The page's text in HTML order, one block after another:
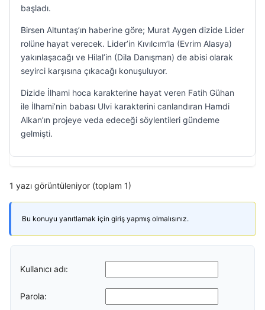
başladı.
Birsen Altuntaş’ın haberine göre; Murat Aygen dizide Lider
rolüne hayat verecek. Lider’in Kıvılcım’la (Evrim Alasya)
yakınlaşacağı ve Hilal’in (Dila Danışman) de abisi olarak
seyirci karşısına çıkacağı konuşuluyor.
Dizide İlhami hoca karakterine hayat veren Fatih Gühan
ile İlhami’nin babası Ulvi karakterini canlandıran Hamdi
Alkan’ın projeye veda edeceği söylentileri gündeme
gelmişti.
1 yazı görüntüleniyor (toplam 1)
Bu konuyu yanıtlamak için giriş yapmış olmalısınız.
Kullanıcı adı:
Parola: